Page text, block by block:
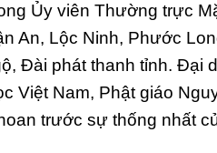
Ủy viên Thường trực
An, Lộc Ninh, Phước
Đài phát thanh tỉnh. Đại
Việt Nam, Phật giáo
trước sự thống nhất